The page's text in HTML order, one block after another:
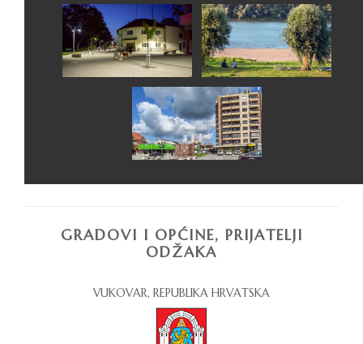
GRADOVI I OPĆINE, PRIJATELJI
ODŽAKA
VUKOVAR, REPUBLIKA HRVATSKA